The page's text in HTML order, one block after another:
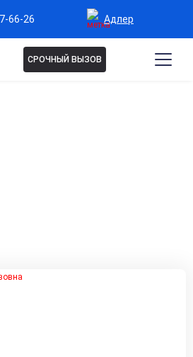
66-26 Адлер
СРОЧНЫЙ ВЫЗОВ